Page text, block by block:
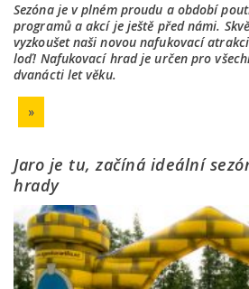
Sezóna je v plném proudu a období
programů a akcí je ještě před námi.
vyzkoušet naši novou nafukovací
loď! Nafukovací hrad je určen pro
dvanácti let věku.
»
Jaro je tu, začíná ideální
hrady